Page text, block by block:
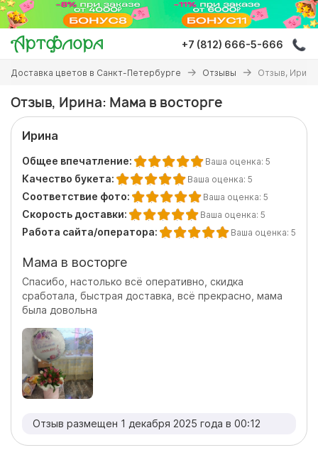
Перейти
основному
содержанию
+7 (812) 666-5-666
Вы
здесь
Доставка цветов в Санкт-Петербурге Отзывы Отзыв,
Отзыв, Ирина: Мама в восторге
Ирина
Общее впечатление: Ваша оценка: 5
Качество букета: Ваша оценка: 5
Соответствие фото: Ваша оценка: 5
Скорость доставки: Ваша оценка: 5
Работа сайта/оператора: Ваша оценка: 5
Мама в восторге
Спасибо, настолько всё оперативно, скидка
сработала, быстрая доставка, всё прекрасно, мама
была довольна
Отзыв размещен 1 декабря 2025 года в 00:12